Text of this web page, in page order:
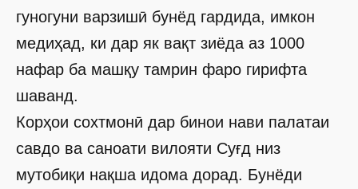
гуногуни варзишӣ бунёд гардида, имкон
медиҳад, ки дар як вақт зиёда аз 1000
нафар ба машқу тамрин фаро гирифта
шаванд.
Корҳои сохтмонӣ дар бинои нави палатаи
савдо ва саноати вилояти Суғд низ
мутобиқи нақша идома дорад. Бунёди